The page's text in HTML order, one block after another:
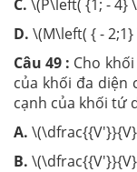
C. \(P\left( {1; - 4}
D. \(M\left( { -
Câu 49 : Cho
của khối đa diện
cạnh của khối tứ
A.
B.